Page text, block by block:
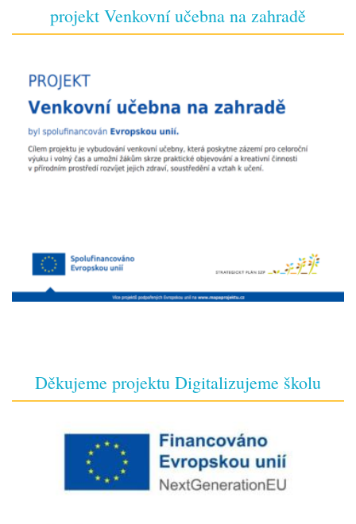
projekt Venkovní učebna na zahradě
Děkujeme projektu Digitalizujeme školu